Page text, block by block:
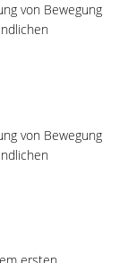
von Bewegung
von Bewegung